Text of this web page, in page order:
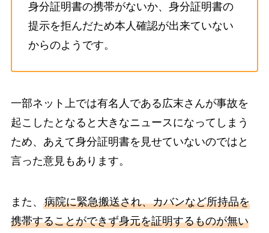
身分証明書の携帯がないか、身分証明書の
提示を拒んだため本人確認が出来ていない
からのようです。
一部ネット上では有名人である広末さんが事故を
起こしたとなると大きなニュースになってしまう
ため、あえて身分証明書を見せていないのではと
言った意見もあります。
また、 病院に緊急搬送され、カバンなど所持品を
携帯することができず身元を証明するものが無い